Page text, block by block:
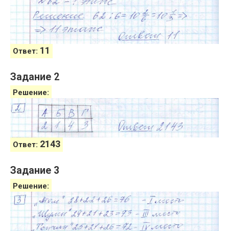
Ответ: 11
Задание 2
Решение:
Ответ: 2143
Задание 3
Решение: